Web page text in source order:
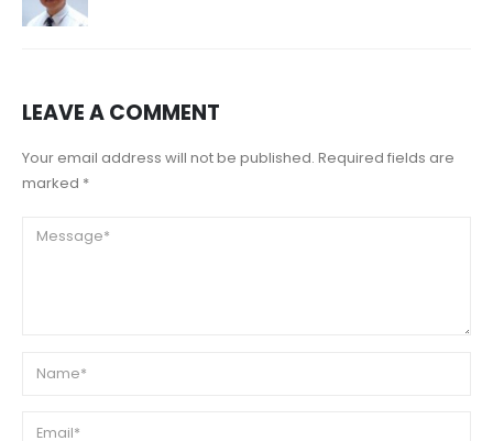
LEAVE A COMMENT
Your email address will not be published. Required fields are
marked *